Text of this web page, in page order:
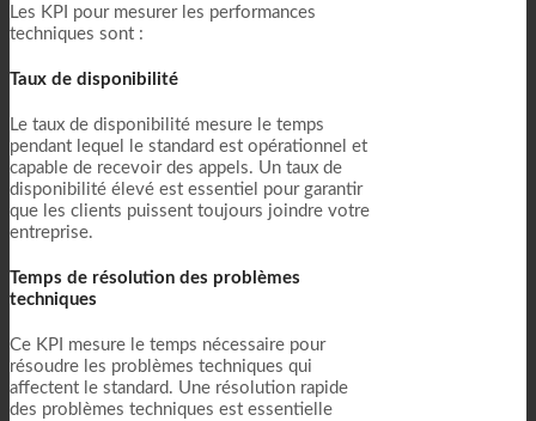
Les KPI pour mesurer les performances
techniques sont :
Taux de disponibilité
Le taux de disponibilité mesure le temps
pendant lequel le standard est opérationnel et
capable de recevoir des appels. Un taux de
disponibilité élevé est essentiel pour garantir
que les clients puissent toujours joindre votre
entreprise.
Temps de résolution des problèmes
techniques
Ce KPI mesure le temps nécessaire pour
résoudre les problèmes techniques qui
affectent le standard. Une résolution rapide
des problèmes techniques est essentielle